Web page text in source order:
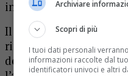
incontro.
Il paese di Vintebbio
ringraziarlo lo scorso
della cresima era
Archiviare
Scopri di più
I tuoi dati personali
informazioni raccolte dal
identificatori univoci e altri